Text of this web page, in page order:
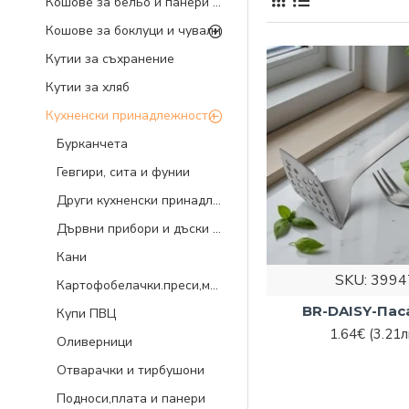
Кошове за боклуци и чували
Кутии за съхранение
Кутии за хляб
Кухненски принадлежности
Бурканчета
Гевгири, сита и фунии
Други кухненски принадлежности
Дървни прибори и дъски за рязане
Кани
Картофобелачки.преси,мелнички и др.
Купи ПВЦ
Оливерници
Отварачки и тирбушони
Подноси,плата и панери
Вече е
От какви
Независимо дали
качеството е от
готвене.
Затова е добра
осигурят нужната
Какви
ще
Прибори за
кухненски
SKU:
BR-DAISY-
1.64€